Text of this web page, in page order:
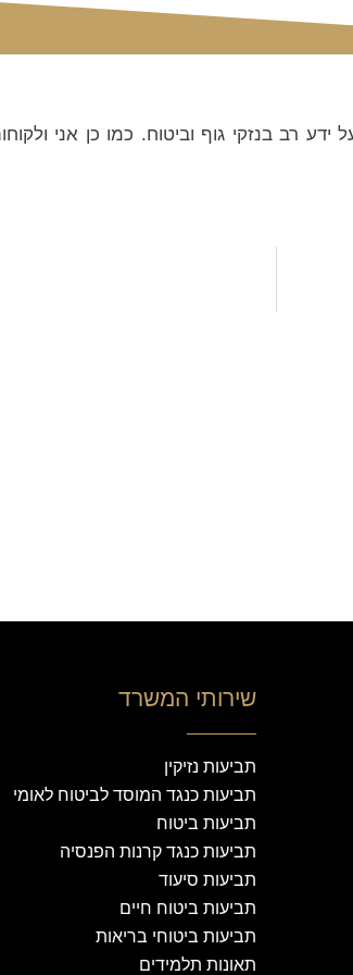
רב בנזקי גוף וביטוח. כמו כן אני
שירותי המשרד
תביעות נזיקין
תביעות כנגד המוסד לביטוח לאומי
תביעות ביטוח
תביעות כנגד קרנות הפנסיה
תביעות סיעוד
תביעות ביטוח חיים
תביעות ביטוחי בריאות
תאונות תלמידים